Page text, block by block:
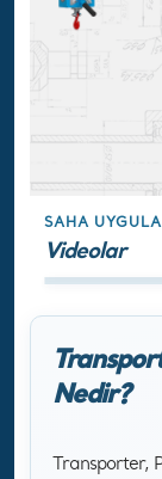
Nedir?
Transporter,
SAHA
Videolar